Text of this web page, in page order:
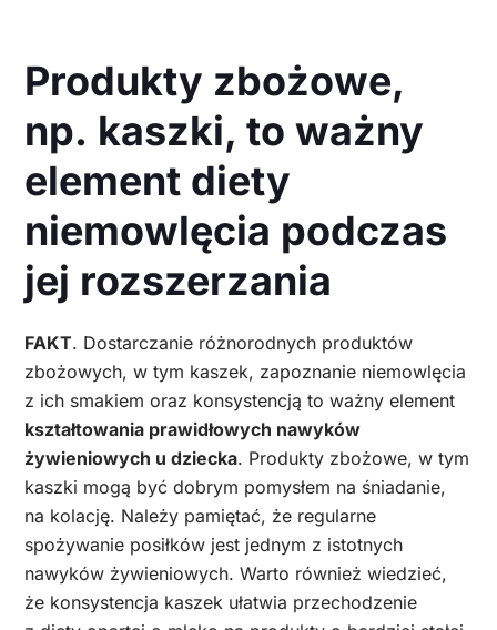
Produkty zbożowe,
np. kaszki, to ważny
element diety
niemowlęcia podczas
jej rozszerzania
FAKT. Dostarczanie różnorodnych produktów
zbożowych, w tym kaszek, zapoznanie niemowlęcia
z ich smakiem oraz konsystencją to ważny element
kształtowania prawidłowych nawyków
żywieniowych u dziecka. Produkty zbożowe, w tym
kaszki mogą być dobrym pomysłem na śniadanie,
na kolację. Należy pamiętać, że regularne
spożywanie posiłków jest jednym z istotnych
nawyków żywieniowych. Warto również wiedzieć,
że konsystencja kaszek ułatwia przechodzenie